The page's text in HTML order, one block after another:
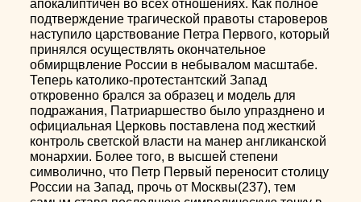
апокалиптичен во всех отношениях. Как полное
подтверждение трагической правоты староверов
наступило царствование Петра Первого, который
принялся осуществлять окончательное
обмирщвление России в небывалом масштабе.
Теперь католико-протестантский Запад
откровенно брался за образец и модель для
подражания, Патриаршество было упразднено и
официальная Церковь поставлена под жесткий
контроль светской власти на манер англиканской
монархии. Более того, в высшей степени
символично, что Петр Первый переносит столицу
России на Запад, прочь от Москвы(237), тем